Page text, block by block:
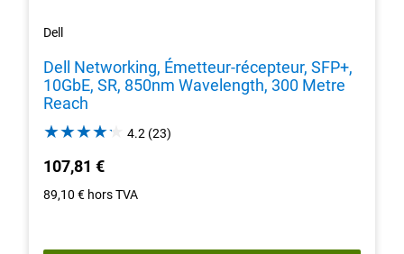
Dell
Dell Networking, Émetteur-récepteur, SFP+,
10GbE, SR, 850nm Wavelength, 300 Metre
Reach
4.2 (23)
107,81 €
89,10 € hors TVA